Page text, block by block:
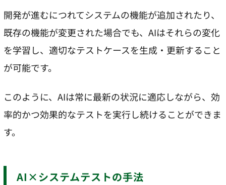
開発が進むにつれてシステムの機能が追加されたり、
既存の機能が変更された場合でも、AIはそれらの変化
を学習し、適切なテストケースを生成・更新すること
が可能です。
このように、AIは常に最新の状況に適応しながら、効
率的かつ効果的なテストを実行し続けることができま
す。
AI×システムテストの手法